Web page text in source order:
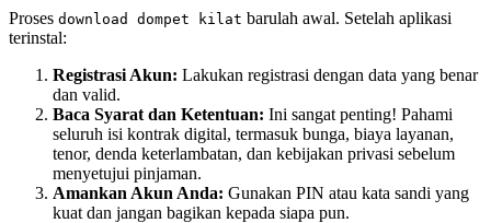
Proses download dompet kilat barulah awal. Setelah aplikasi
terinstal:
Registrasi Akun: Lakukan registrasi dengan data yang benar
dan valid.
Baca Syarat dan Ketentuan: Ini sangat penting! Pahami
seluruh isi kontrak digital, termasuk bunga, biaya layanan,
tenor, denda keterlambatan, dan kebijakan privasi sebelum
menyetujui pinjaman.
Amankan Akun Anda: Gunakan PIN atau kata sandi yang
kuat dan jangan bagikan kepada siapa pun.